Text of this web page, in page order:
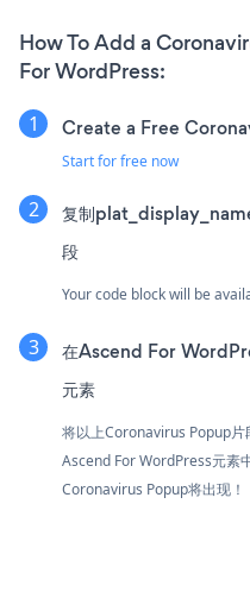
How To Add a
For WordPress:
Create a Free
Start for free now
复制
段
Your code block will be
在Ascend For
元素
将以上Coronavirus Popup
Ascend For WordPress元素
Coronavirus Popup将出现！